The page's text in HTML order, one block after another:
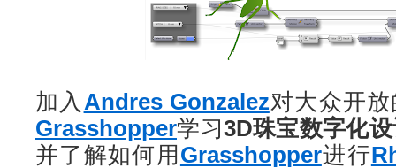
加入 Andres Gonzalez对大众开
Grasshopper学习3D珠宝数字化
并了解如何用 Grasshopper进行